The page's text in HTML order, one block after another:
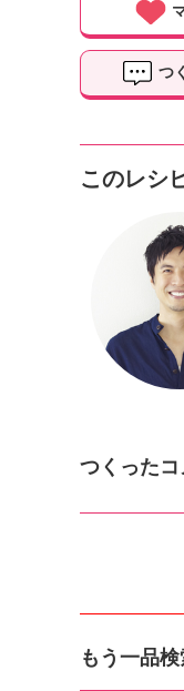
つ
このレシ
つくったコ
もう一品